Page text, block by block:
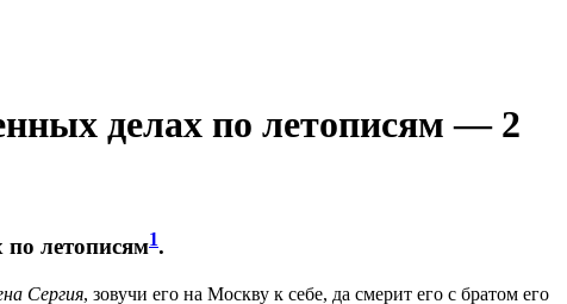
делах по летописям — 2
по летописям1.
Сергия, зовучи его на Москву к себе, да смерит его с братом его